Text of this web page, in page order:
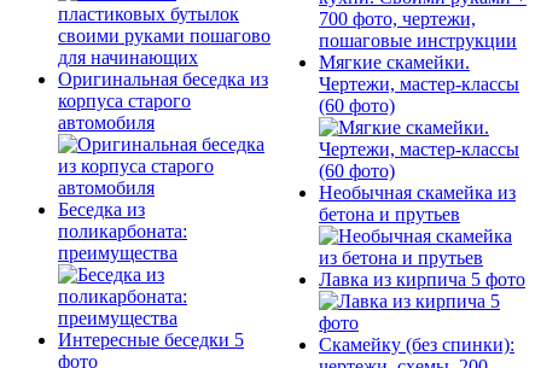
Оригинальная беседка из
корпуса старого
автомобиля
Беседка из
поликарбоната:
преимущества
Интересные беседки 5
фото
Мягкие скамейки.
Чертежи, мастер-классы
(60 фото)
Необычная скамейка из
бетона и прутьев
Лавка из кирпича 5 фото
Скамейку (без спинки):